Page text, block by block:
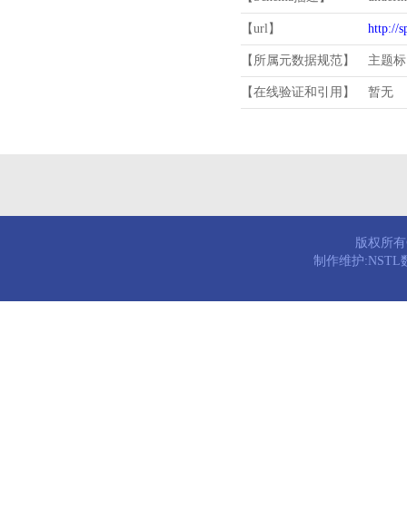
【url】 http://
【所属元数据规范】 主题
【在线验证和引用】 暂无
版权所
制作维护:NSTL